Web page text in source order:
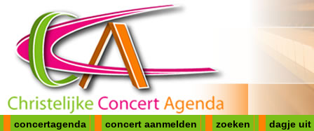
concertagenda concert aanmelden zoeken dagje uit